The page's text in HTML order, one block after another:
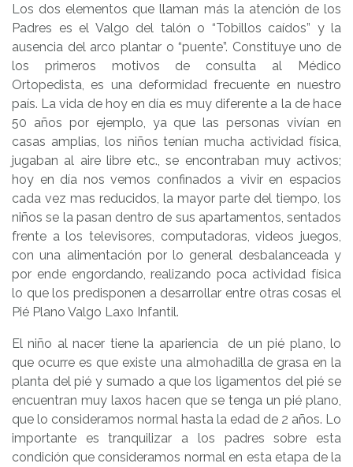
Los dos elementos que llaman más la atención de los
Padres es el Valgo del talón o “Tobillos caídos” y la
ausencia del arco plantar o “puente”. Constituye uno de
los primeros motivos de consulta al Médico
Ortopedista, es una deformidad frecuente en nuestro
país. La vida de hoy en día es muy diferente a la de hace
50 años por ejemplo, ya que las personas vivían en
casas amplias, los niños tenían mucha actividad física,
jugaban al aire libre etc., se encontraban muy activos;
hoy en día nos vemos confinados a vivir en espacios
cada vez mas reducidos, la mayor parte del tiempo, los
niños se la pasan dentro de sus apartamentos, sentados
frente a los televisores, computadoras, videos juegos,
con una alimentación por lo general desbalanceada y
por ende engordando, realizando poca actividad física
lo que los predisponen a desarrollar entre otras cosas el
Pié Plano Valgo Laxo Infantil.
El niño al nacer tiene la apariencia de un pié plano, lo
que ocurre es que existe una almohadilla de grasa en la
planta del pié y sumado a que los ligamentos del pié se
encuentran muy laxos hacen que se tenga un pié plano,
que lo consideramos normal hasta la edad de 2 años. Lo
importante es tranquilizar a los padres sobre esta
condición que consideramos normal en esta etapa de la